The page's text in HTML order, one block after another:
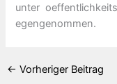
unter
egengenommen.
← Vorheriger Beitrag